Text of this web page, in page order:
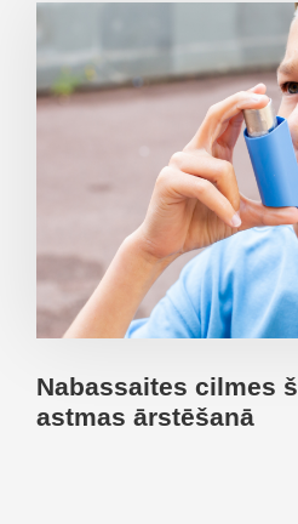
Nabassaites cilmes
astmas ārstēšanā